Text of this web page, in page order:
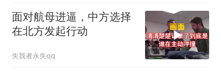
面对航母进逼，中方选择
在北方发起行动
失我者永失qq